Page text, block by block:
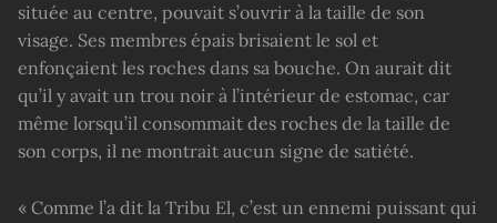
située au centre, pouvait s’ouvrir à la taille de son
visage. Ses membres épais brisaient le sol et
enfonçaient les roches dans sa bouche. On aurait dit
qu’il y avait un trou noir à l’intérieur de estomac, car
même lorsqu’il consommait des roches de la taille de
son corps, il ne montrait aucun signe de satiété.
« Comme l’a dit la Tribu El, c’est un ennemi puissant qui